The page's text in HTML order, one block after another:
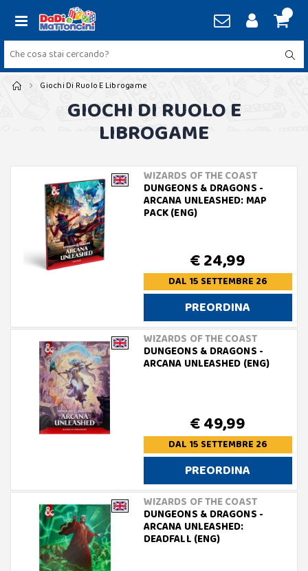
Giochi Di Ruolo E Librogame
GIOCHI DI RUOLO E
LIBROGAME
WIZARDS OF THE COAST
DUNGEONS & DRAGONS -
ARCANA UNLEASHED: MAP
PACK (ENG)
€ 24,99
DAL 15 SETTEMBRE 26
PREORDINA
WIZARDS OF THE COAST
DUNGEONS & DRAGONS -
ARCANA UNLEASHED (ENG)
€ 49,99
DAL 15 SETTEMBRE 26
PREORDINA
WIZARDS OF THE COAST
DUNGEONS & DRAGONS -
ARCANA UNLEASHED:
DEADFALL (ENG)